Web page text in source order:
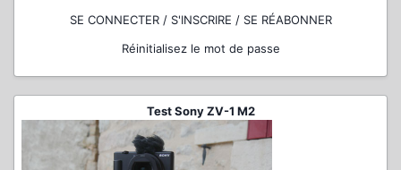
SE CONNECTER / S'INSCRIRE / SE RÉABONNER
Réinitialisez le mot de passe
Test Sony ZV-1 M2